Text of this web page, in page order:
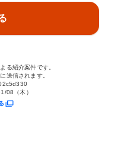
る紹介案件です。
送信されます。
08（木）